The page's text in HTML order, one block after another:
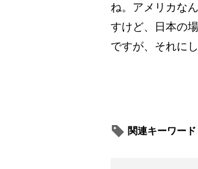
ね。アメリカな
すけど、日本の
ですが、それに
関連キーワード